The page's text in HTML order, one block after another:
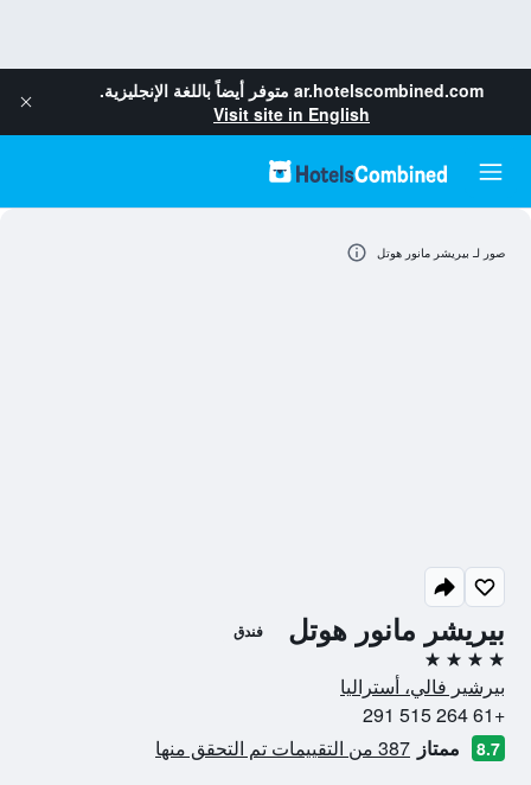
ar.hotelscombined.com متوفر أيضاً باللغة الإنجليزية.
Visit site in English
بيريشر مانور هوتل فندق
4 نجوم
بيرشير فالي، أستراليا
+61 264 515 291
8.7 ممتاز 387 من التقييمات تم التحقق منها
صور لـ بيريشر مانور هوتل